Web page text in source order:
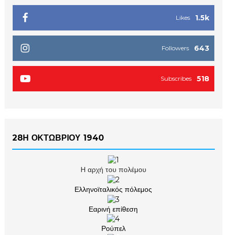
1.5k
Likes
643
Followers
518
Subscribes
28Η ΟΚΤΩΒΡΙΟΥ 1940
Η αρχή του πολέμου
Ελληνοϊταλικός πόλεμος
Εαρινή επίθεση
Ρούπελ